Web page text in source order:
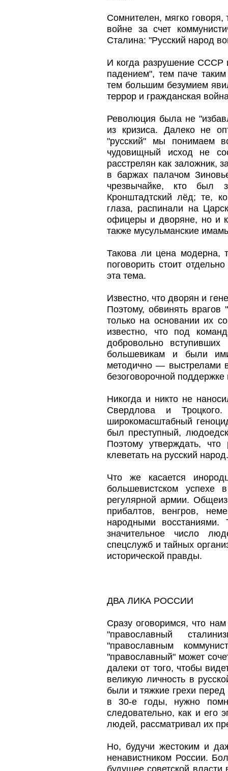
Сомнителен, мягко
войне за счет
Сталина: "Русский народ
И когда разрушение СССР
падением", тем паче
тем большим безумием
террор и гражданская
Революция была не
из кризиса. Далеко не
"русский" мы понимаем
чудовищный исход не
расстрелян как заложник,
в баржах палачом
чрезвычайке, кто был
Кронштадтский лёд; те,
глаза, распинали на
офицеры и дворяне, но и
также мусульманские
Такова ли цена модерна,
поговорить стоит
эта тема.
Известно, что дворян и
Поэтому, обвинять врагов
только на основании их
известно, что под
добровольно
большевикам и были
методично — выстрелами
безоговорочной
Никогда и никто не
Свердлова и
широкомасштабный
был преступный,
Поэтому утверждать,
клеветать на русский народ.
Что же касается
большевистском
регулярной армии.
прибалтов, венгров,
народными восстаниями.
значительное число
спецслужб и тайных
исторической правды.
ДВА ЛИКА РОССИИ
Сразу оговоримся, что
"православный
"православным
"православный" может
далеки от того, чтобы
великую личность в
были и тяжкие грехи
в 30-е годы, нужно
следовательно, как и его
людей, рассматривал их
Но, будучи жестоким и
ненавистником России.